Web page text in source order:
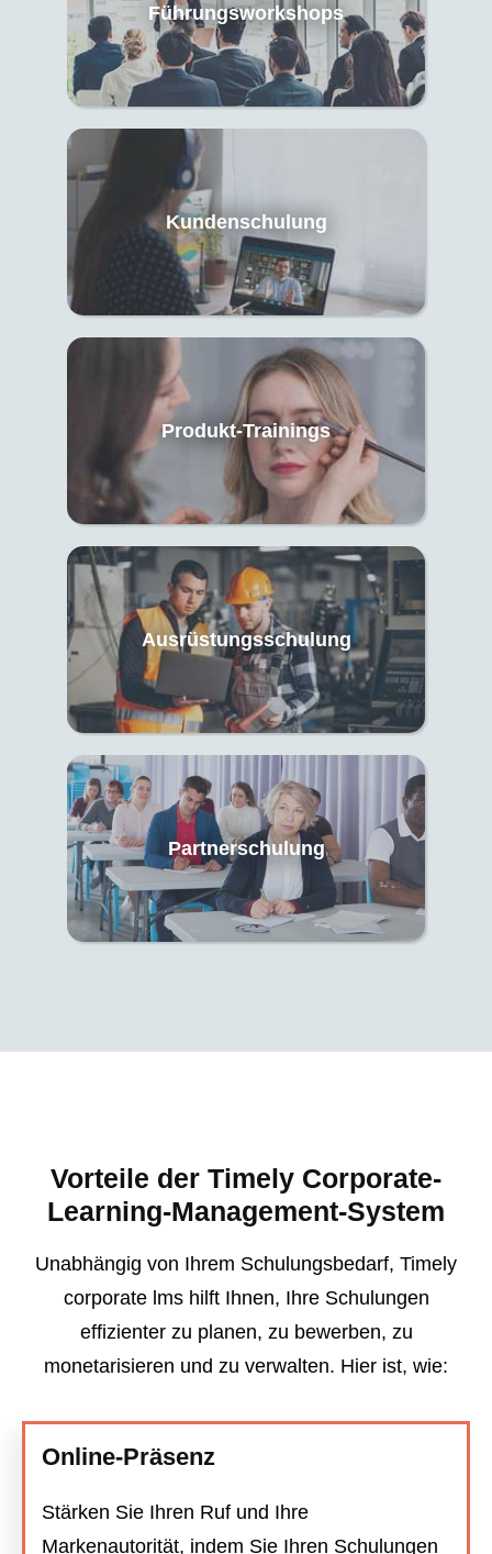
Führungsworkshops
Kundenschulung
Produkt-Trainings
Ausrüstungsschulung
Partnerschulung
Vorteile der Timely Corporate-
Learning-Management-System
Unabhängig von Ihrem Schulungsbedarf, Timely
corporate lms hilft Ihnen, Ihre Schulungen
effizienter zu planen, zu bewerben, zu
monetarisieren und zu verwalten. Hier ist, wie:
Online-Präsenz
Stärken Sie Ihren Ruf und Ihre
Markenautorität, indem Sie Ihren Schulungen